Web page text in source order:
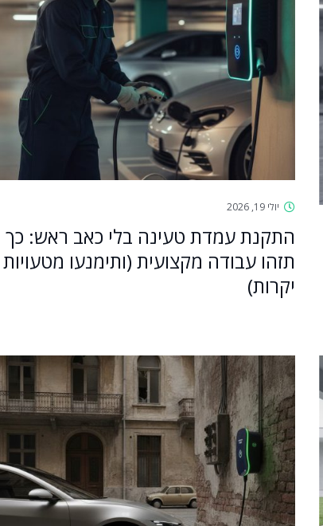
יולי 19, 2026
התקנת עמדת טעינה בלי כאב ראש: כך
תזהו עבודה מקצועית (ותימנעו מטעויות
יקרות)